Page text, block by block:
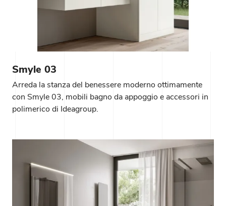
Smyle 03
Arreda la stanza del benessere moderno ottimamente
con Smyle 03, mobili bagno da appoggio e accessori in
polimerico di Ideagroup.